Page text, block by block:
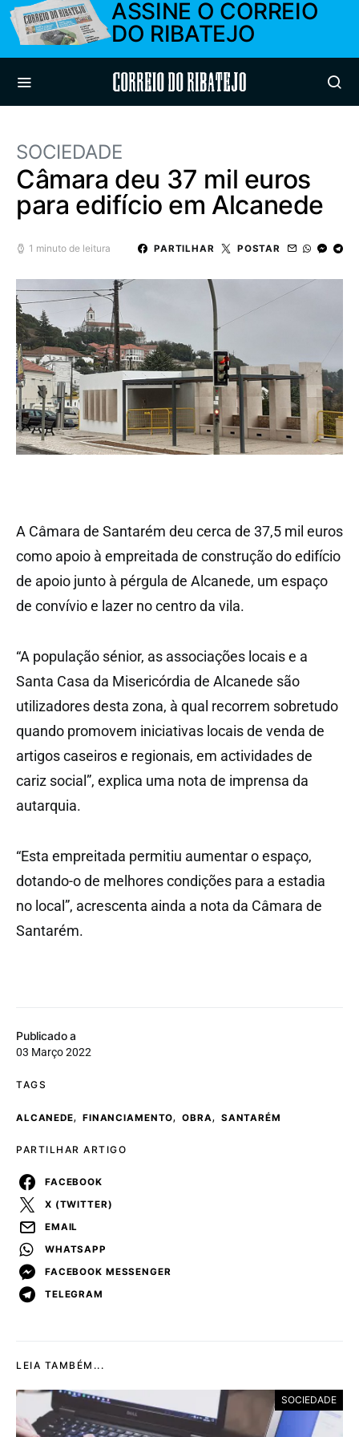
ASSINE O CORREIO
DO RIBATEJO
Correio do Ribatejo
SOCIEDADE
Câmara deu 37 mil euros
para edifício em Alcanede
1 minuto de leitura PARTILHAR POSTAR
Publicado a
03 Março 2022
TAGS
ALCANEDE, FINANCIAMENTO, OBRA, SANTARÉM
PARTILHAR ARTIGO
FACEBOOK
X (TWITTER)
EMAIL
WHATSAPP
FACEBOOK MESSENGER
TELEGRAM
A Câmara de Santarém deu cerca de 37,5 mil euros
como apoio à empreitada de construção do edifício
de apoio junto à pérgula de Alcanede, um espaço
de convívio e lazer no centro da vila.
“A população sénior, as associações locais e a
Santa Casa da Misericórdia de Alcanede são
utilizadores desta zona, à qual recorrem sobretudo
quando promovem iniciativas locais de venda de
artigos caseiros e regionais, em actividades de
cariz social”, explica uma nota de imprensa da
autarquia.
“Esta empreitada permitiu aumentar o espaço,
dotando-o de melhores condições para a estadia
no local”, acrescenta ainda a nota da Câmara de
Santarém.
LEIA TAMBÉM...
SOCIEDADE